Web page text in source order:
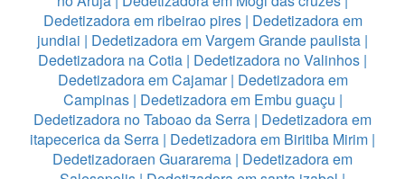
Dedetizadora em ribeirao pires| Dedetizadora em
jundiai | Dedetizadora em Vargem Grande paulista |
Dedetizadora na Cotia | Dedetizadora no Valinhos |
Dedetizadora em Cajamar| Dedetizadora em
Campinas| Dedetizadora em Embu guaçu |
Dedetizadora no Taboao da Serra | Dedetizadora em
itapecerica da Serra | Dedetizadora em Biritiba Mirim |
Dedetizadoraen Guararema | Dedetizadora em